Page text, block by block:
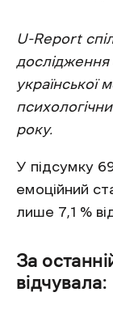
U-Report
української
року.
У підсумку
емоційний
лише 7,1 %
За
відчувала: